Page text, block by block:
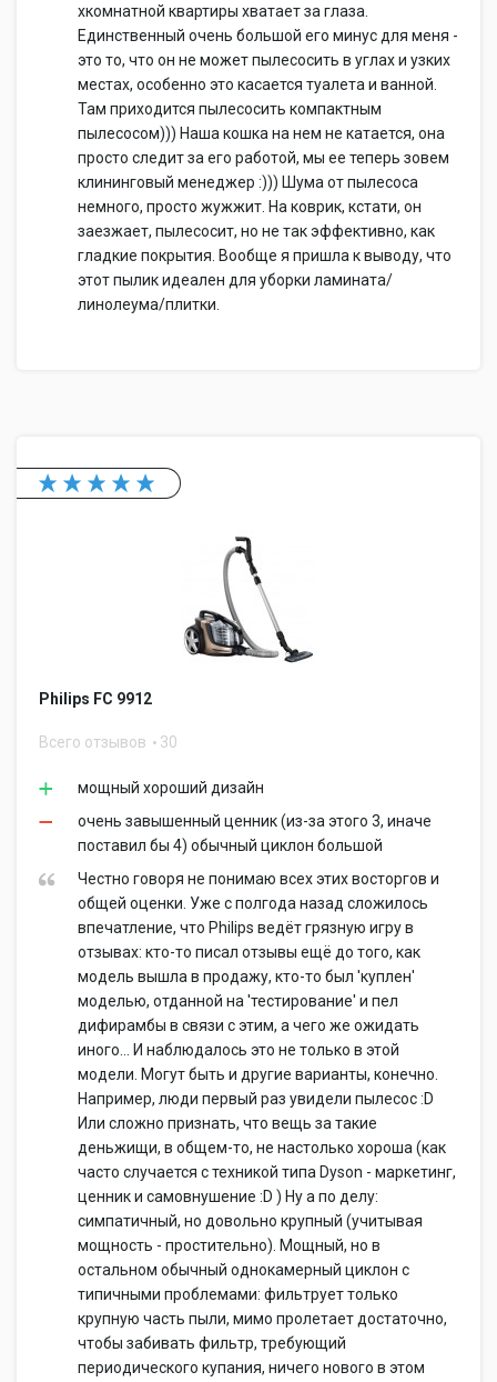
хкомнатной квартиры хватает за глаза.
Единственный очень большой его минус для меня -
это то, что он не может пылесосить в углах и узких
местах, особенно это касается туалета и ванной.
Там приходится пылесосить компактным
пылесосом))) Наша кошка на нем не катается, она
просто следит за его работой, мы ее теперь зовем
клининговый менеджер :))) Шума от пылесоса
немного, просто жужжит. На коврик, кстати, он
заезжает, пылесосит, но не так эффективно, как
гладкие покрытия. Вообще я пришла к выводу, что
этот пылик идеален для уборки ламината/
линолеума/плитки.
Philips FC 9912
Всего отзывов 30
мощный хороший дизайн
очень завышенный ценник (из-за этого 3, иначе
поставил бы 4) обычный циклон большой
Честно говоря не понимаю всех этих восторгов и
общей оценки. Уже с полгода назад сложилось
впечатление, что Philips ведёт грязную игру в
отзывах: кто-то писал отзывы ещё до того, как
модель вышла в продажу, кто-то был 'куплен'
моделью, отданной на 'тестирование' и пел
дифирамбы в связи с этим, а чего же ожидать
иного... И наблюдалось это не только в этой
модели. Могут быть и другие варианты, конечно.
Например, люди первый раз увидели пылесос :D
Или сложно признать, что вещь за такие
деньжищи, в общем-то, не настолько хороша (как
часто случается с техникой типа Dyson - маркетинг,
ценник и самовнушение :D ) Ну а по делу:
симпатичный, но довольно крупный (учитывая
мощность - простительно). Мощный, но в
остальном обычный однокамерный циклон с
типичными проблемами: фильтрует только
крупную часть пыли, мимо пролетает достаточно,
чтобы забивать фильтр, требующий
периодического купания, ничего нового в этом